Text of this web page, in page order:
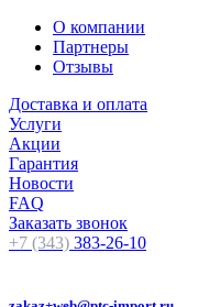
О компании
Партнеры
Отзывы
Доставка и оплата
Услуги
Акции
Гарантия
Новости
FAQ
Заказать звонок
+7 (343) 383-26-10